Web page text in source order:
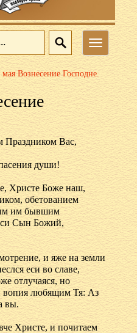
Меню
мая Вознесение Господне.
Вас,
души!
Христе Боже наш,
обетованием
им бывшим
Сын Божий,
и яже на земли
еси во славе,
отлучаяся, но
вопия любящим Тя: Аз
вы.
Христе, и почитаем